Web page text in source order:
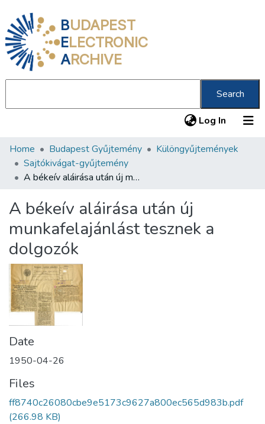
BUDAPEST
ELECTRONIC
ARCHIVE
Search
Log In (current)
Communities & Collections
All of DSpace
About us
Home Budapest Gyűjtemény
Különgyűjtemények
Sajtókivágat-gyűjtemény
A békeív aláirása után új munkafelajánlást tesznek a dolgozók
A békeív aláirása után új
munkafelajánlást tesznek a
dolgozók
Date
1950-04-26
Files
ff8740c26080cbe9e5173c9627a800ec565d983b.pdf
(266.98 KB)